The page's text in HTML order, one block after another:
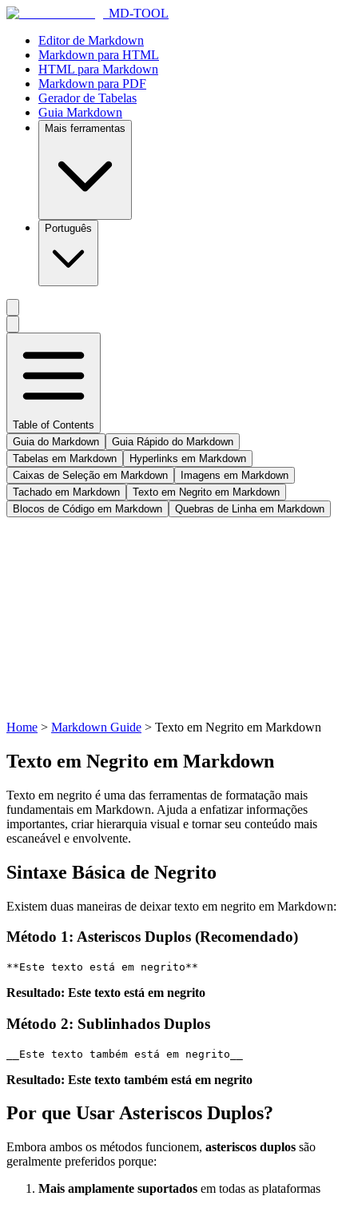
MD-TOOL
Editor de Markdown
Markdown para HTML
HTML para Markdown
Markdown para PDF
Gerador de Tabelas
Guia Markdown
Mais ferramentas
Português
Table of Contents
Guia do Markdown
Guia Rápido do Markdown
Tabelas em Markdown
Hyperlinks em Markdown
Caixas de Seleção em Markdown
Imagens em Markdown
Tachado em Markdown
Texto em Negrito em Markdown
Blocos de Código em Markdown
Quebras de Linha em Markdown
Home > Markdown Guide > Texto em Negrito em Markdown
Texto em Negrito em Markdown
Texto em negrito é uma das ferramentas de formatação mais
fundamentais em Markdown. Ajuda a enfatizar informações
importantes, criar hierarquia visual e tornar seu conteúdo mais
escaneável e envolvente.
Sintaxe Básica de Negrito
Existem duas maneiras de deixar texto em negrito em Markdown:
Método 1: Asteriscos Duplos (Recomendado)
**Este texto está em negrito**
Resultado: Este texto está em negrito
Método 2: Sublinhados Duplos
__Este texto também está em negrito__
Resultado: Este texto também está em negrito
Por que Usar Asteriscos Duplos?
Embora ambos os métodos funcionem, asteriscos duplos são
geralmente preferidos porque:
Mais amplamente suportados em todas as plataformas